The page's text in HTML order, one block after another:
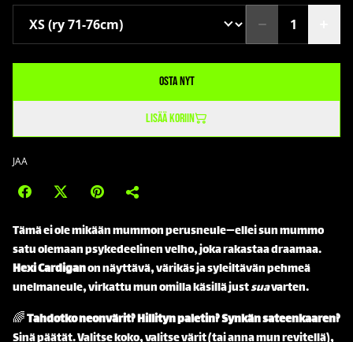
Osta nyt
Lisää koriin
JAA
Tämä ei ole mikään mummon perusneule—ellei sun mummo
satu olemaan psykedeelinen velho, joka rakastaa draamaa.
Hexi Cardiganon näyttävä, värikäs ja syleiltävän pehmeä
unelmaneule, virkattu mun omilla käsillä justsuavarten.
🌈Tahdotko neonvärit? Hillityn paletin? Synkän sateenkaaren?